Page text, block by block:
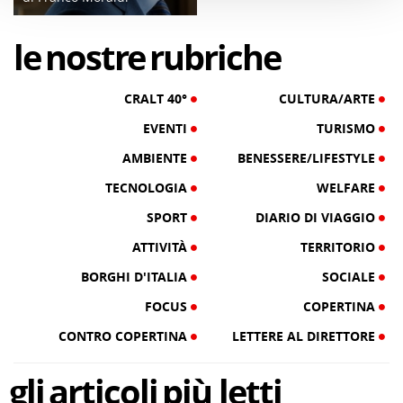
lenostrerubriche
CRALT 40°
CULTURA/ARTE
EVENTI
TURISMO
AMBIENTE
BENESSERE/LIFESTYLE
TECNOLOGIA
WELFARE
SPORT
DIARIO DI VIAGGIO
ATTIVITÀ
TERRITORIO
BORGHI D'ITALIA
SOCIALE
FOCUS
COPERTINA
CONTRO COPERTINA
LETTERE AL DIRETTORE
gliarticolipiù letti